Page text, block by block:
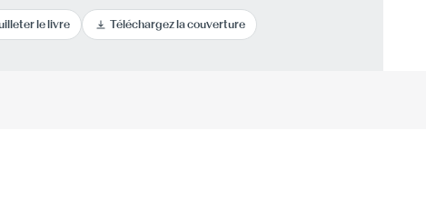
le livre Téléchargez la couverture